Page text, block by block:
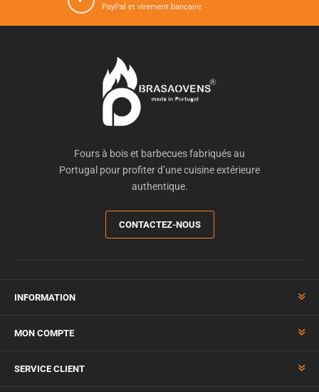
PayPal et virement bancaire
Fours à bois et barbecues fabriqués au
Portugal pour profiter d’une cuisine extérieure
authentique.
CONTACTEZ-NOUS
INFORMATION
MON COMPTE
SERVICE CLIENT